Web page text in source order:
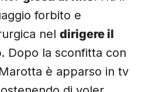
forbito e
nel dirigere il
. Dopo la sconfitta con
è apparso in tv
di voler